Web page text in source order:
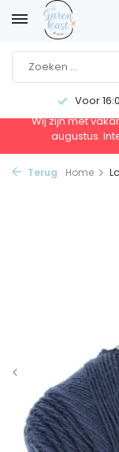
Voor
Wij zijn met
augustus.
Terug Home